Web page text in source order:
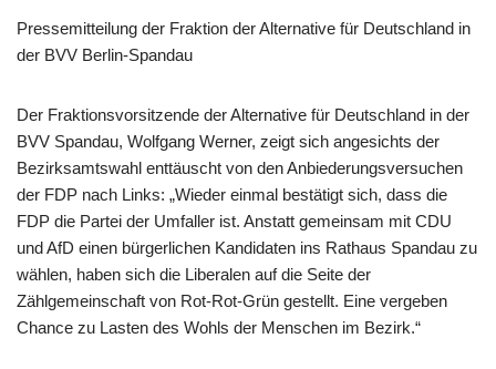
Pressemitteilung der Fraktion der Alternative für Deutschland in
der BVV Berlin-Spandau
Der Fraktionsvorsitzende der Alternative für Deutschland in der
BVV Spandau, Wolfgang Werner, zeigt sich angesichts der
Bezirksamtswahl enttäuscht von den Anbiederungsversuchen
der FDP nach Links: „Wieder einmal bestätigt sich, dass die
FDP die Partei der Umfaller ist. Anstatt gemeinsam mit CDU
und AfD einen bürgerlichen Kandidaten ins Rathaus Spandau zu
wählen, haben sich die Liberalen auf die Seite der
Zählgemeinschaft von Rot-Rot-Grün gestellt. Eine vergeben
Chance zu Lasten des Wohls der Menschen im Bezirk.“